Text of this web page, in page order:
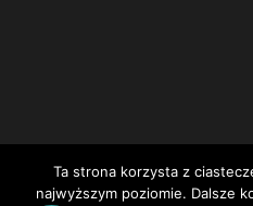
Ta strona korzysta z
najwyższym poziomie. Dalsze